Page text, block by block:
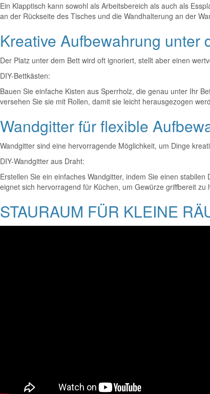
Ein Klapptisch kann sowohl als Arbeitsbereich als auch als
an der Rückseite des Tisches und die Wandhalterung an der
Kreative Aufbewahrung unter
Der Platz unter dem Bett wird oft ignoriert, stellt aber einen
DIY-Bettkästen:
Bauen Sie einfache Kisten aus Sperrholz, die genau unter Ihr
versehen Sie sie mit Rollen, damit sie leicht herausgezogen
Wandgitter für flexible
Wandgitter sind eine hervorragende Möglichkeit, um Dinge
DIY-Wandgitter aus Draht:
Erstellen Sie ein einfaches Wandgitter, indem Sie einen
eignet sich hervorragend für Küchen, um Gewürze griffbereit
STAURAUM FÜR KLEINE